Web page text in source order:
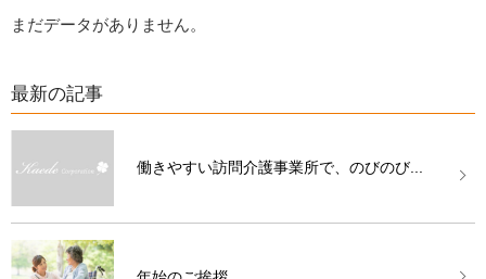
まだデータがありません。
最新の記事
働きやすい訪問介護事業所で、のびのび...